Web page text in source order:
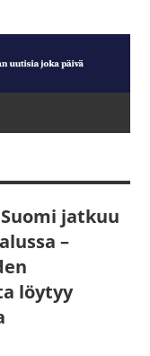
jatkuu
–
löytyy